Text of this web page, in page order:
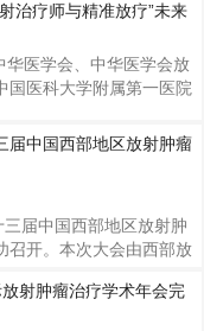
治疗师与精准放疗”未来
华医学会、中华医学会放
国医科大学附属第一医院
。广州富瑞健康科技有
被邀请出席了此次会
届中国西部地区放射肿瘤
三届中国西部地区放射肿
召开。本次大会由西部放
瘤医院承办，四川省抗
技有限公司(以下简称
射肿瘤治疗学术年会完